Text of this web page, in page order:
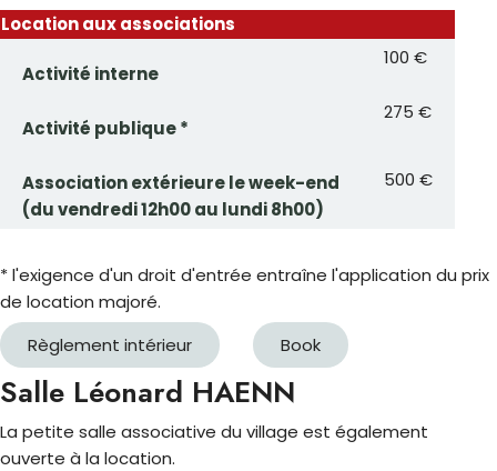
Location aux associations
Activité interne
100 €
Activité publique *
275 €
Association extérieure le week-end
(du vendredi 12h00 au lundi 8h00)
500 €
* l'exigence d'un droit d'entrée entraîne l'application du prix
de location majoré.
Règlement intérieur
Book
Salle Léonard HAENN
La petite salle associative du village est également
ouverte à la location.